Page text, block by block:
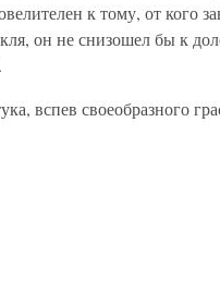
к тому, от кого
он не снизошел бы к
вспев своеобразного